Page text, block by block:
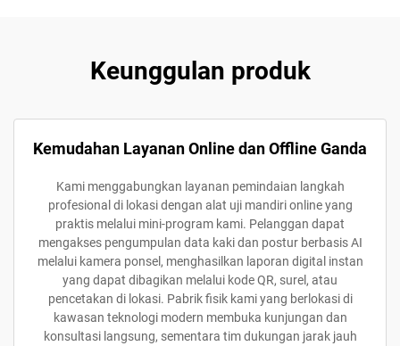
Keunggulan produk
Kemudahan Layanan Online dan Offline Ganda
Kami menggabungkan layanan pemindaian langkah
profesional di lokasi dengan alat uji mandiri online yang
praktis melalui mini-program kami. Pelanggan dapat
mengakses pengumpulan data kaki dan postur berbasis AI
melalui kamera ponsel, menghasilkan laporan digital instan
yang dapat dibagikan melalui kode QR, surel, atau
pencetakan di lokasi. Pabrik fisik kami yang berlokasi di
kawasan teknologi modern membuka kunjungan dan
konsultasi langsung, sementara tim dukungan jarak jauh